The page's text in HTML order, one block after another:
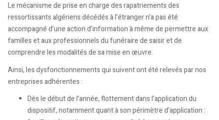
Le mécanisme de prise en charge des rapatriements des
ressortissants algériens décédés à l’étranger n’a pas été
accompagné d’une action d’information à même de permettre aux
familles et aux professionnels du funéraire de saisir et de
comprendre les modalités de sa mise en œuvre.
Ainsi, les dysfonctionnements qui suivent ont été relevés par nos
entreprises adhérentes :
Dès le début de l’année, flottement dans l’application du
dispositif, notamment quant à son périmètre d’application :